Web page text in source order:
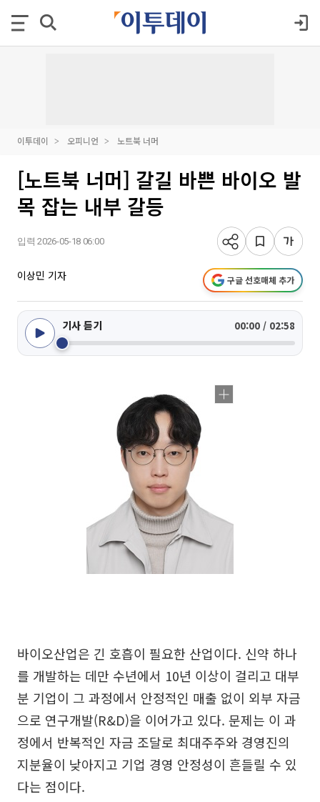
이투데이 오피니언 노트북 너머
[노트북 너머] 갈길 바쁜 바이오 발
목 잡는 내부 갈등
입력 2026-05-18 06:00
이상민 기자 구글 선호매체 추가
기사 듣기 00:00 / 02:58
바이오산업은 긴 호흡이 필요한 산업이다. 신약 하나
를 개발하는 데만 수년에서 10년 이상이 걸리고 대부
분 기업이 그 과정에서 안정적인 매출 없이 외부 자금
으로 연구개발(R&D)을 이어가고 있다. 문제는 이 과
정에서 반복적인 자금 조달로 최대주주와 경영진의
지분율이 낮아지고 기업 경영 안정성이 흔들릴 수 있
다는 점이다.